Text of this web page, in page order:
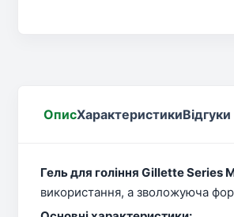
ОписХарактеристики
Гель для гоління Gillette Series
використання, а зволожуюча